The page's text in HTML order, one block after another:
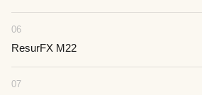
06
ResurFX M22
07